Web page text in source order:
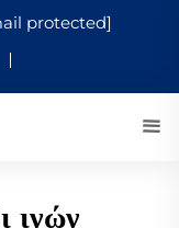
protected]
ινών